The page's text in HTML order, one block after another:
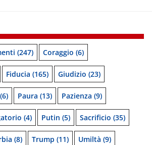
(247) Coraggio (6)
Fiducia (165) Giudizio (23)
(6) Paura (13) Pazienza (9)
(4) Putin (5) Sacrificio (35)
(8) Trump (11) Umiltà (9)